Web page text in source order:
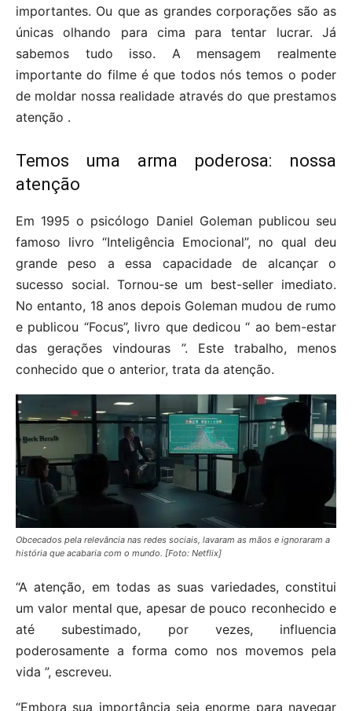
importantes. Ou que as grandes corporações são as
únicas olhando para cima para tentar lucrar. Já
sabemos tudo isso. A mensagem realmente
importante do filme é que todos nós temos o poder
de moldar nossa realidade através do que prestamos
atenção .
Temos uma arma poderosa: nossa
atenção
Em 1995 o psicólogo Daniel Goleman publicou seu
famoso livro “Inteligência Emocional”, no qual deu
grande peso a essa capacidade de alcançar o
sucesso social. Tornou-se um best-seller imediato.
No entanto, 18 anos depois Goleman mudou de rumo
e publicou “Focus”, livro que dedicou “ ao bem-estar
das gerações vindouras ”. Este trabalho, menos
conhecido que o anterior, trata da atenção.
Obcecados pela relevância nas redes sociais, lavaram as mãos e ignoraram a
história que acabaria com o mundo. [Foto: Netflix]
“A atenção, em todas as suas variedades, constitui
um valor mental que, apesar de pouco reconhecido e
até subestimado, por vezes, influencia
poderosamente a forma como nos movemos pela
vida ”, escreveu.
“Embora sua importância seja enorme para navegar